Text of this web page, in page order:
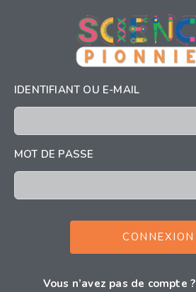
IDENTIFIANT OU E-MAIL
MOT DE PASSE
Vous n’avez pas de compte ?